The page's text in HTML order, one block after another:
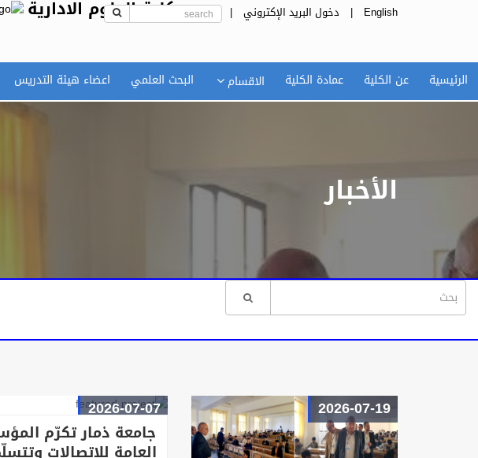
English
| دخول البريد الإكتروني | كلية العلوم الادارية
الرئيسية عن الكلية عمادة الكلية الاقسام البحث العلمي اعضاء هيئة التدريس
الأخبار
2026-07-19
2026-07-07
جامعة ذمار تكرّم